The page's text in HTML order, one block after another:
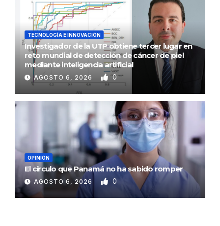
TECNOLOGÍA E INNOVACIÓN
Investigador de la UTP obtiene tercer lugar en
reto mundial de detección de cáncer de piel
mediante inteligencia artificial
AGOSTO 6, 2026 0
OPINIÓN
El círculo que Panamá no ha sabido romper
AGOSTO 6, 2026 0